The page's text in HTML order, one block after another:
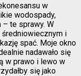
w
wodospady,
– te sprawy. W
średniowiecznym i
spać. Moje okno
nadawało się
w prawo i lewo w
się jako